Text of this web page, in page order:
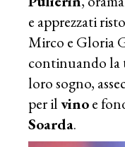
e apprezzati
Mirco e Gloria
continuando la
loro sogno,
per ilvinoe
Soarda.